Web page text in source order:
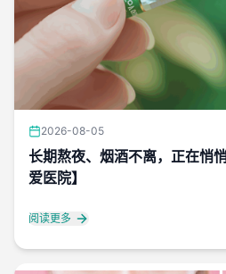
2026-08-05
长期熬夜、烟酒不离，正在悄
爱医院】
阅读更多